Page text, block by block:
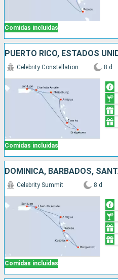
Comidas incluidas
Comidas incluidas
Celebrity Constellation 8 d
Comidas incluidas
Celebrity Summit 8 d